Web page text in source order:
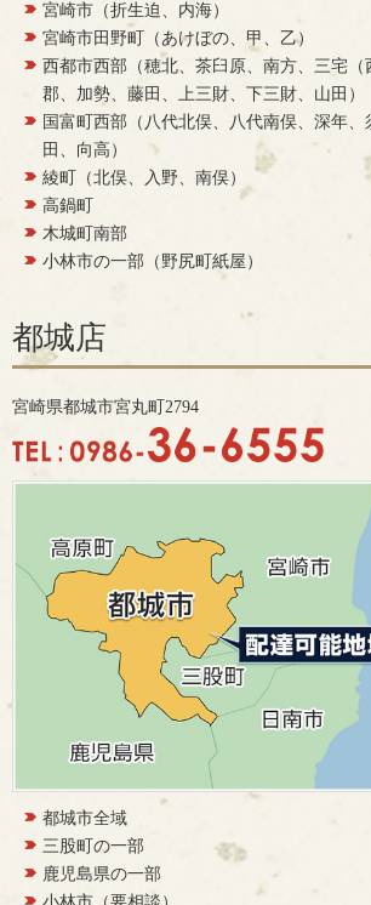
宮崎市（折生迫、内海）
宮崎市田野町（あけぼの、甲、乙）
西都市西部（穂北、茶臼原、南方、三宅（
郡、加勢、藤田、上三財、下三財、山田）
国富町西部（八代北俣、八代南俣、深年
田、向高）
綾町（北俣、入野、南俣）
高鍋町
木城町南部
小林市の一部（野尻町紙屋）
都城店
宮崎県都城市宮丸町2794
都城市全域
三股町の一部
鹿児島県の一部